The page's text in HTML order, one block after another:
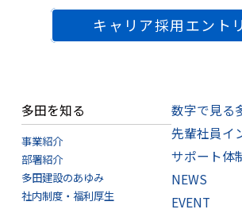
キャリア採用エント
多田を知る
事業紹介
部署紹介
多田建設のあゆみ
社内制度・福利厚生
数字で見る
先輩社員イ
サポート体
NEWS
EVENT